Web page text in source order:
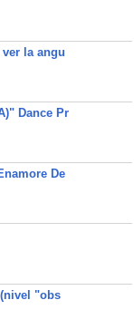
la angu
Dance Pr
De
"obs